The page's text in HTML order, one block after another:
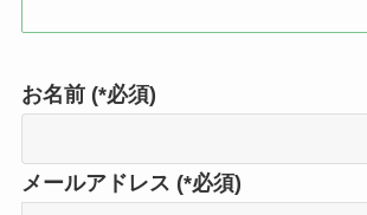
お名前 (*必須)
メールアドレス (*必須)